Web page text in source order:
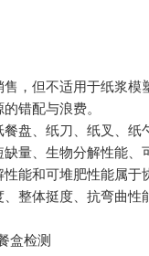
但不适用于纸浆模
错配与浪费。​
、纸刀、纸叉、纸
量、生物分解性能
能和可堆肥性能属于
体挺度、抗弯曲性